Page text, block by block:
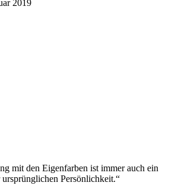
2019
mit den Eigenfarben ist immer auch ein
Persönlichkeit.“